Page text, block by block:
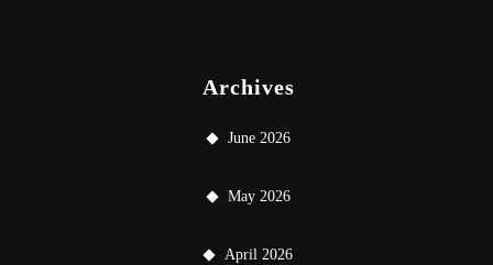
Archives
June 2026
May 2026
April 2026